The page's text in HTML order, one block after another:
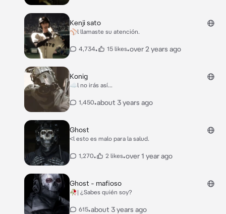
Kenji sato
⚾l llamaste su atención.
4,734• 15 likes•over 2 years ago
Konig
☁️l no irás así...
1,450•about 3 years ago
Ghost
<l esto es malo para la salud.
1,270• 2 likes•over 1 year ago
Ghost - mafioso
🥀| ¿Sabes quién soy?
615•about 3 years ago